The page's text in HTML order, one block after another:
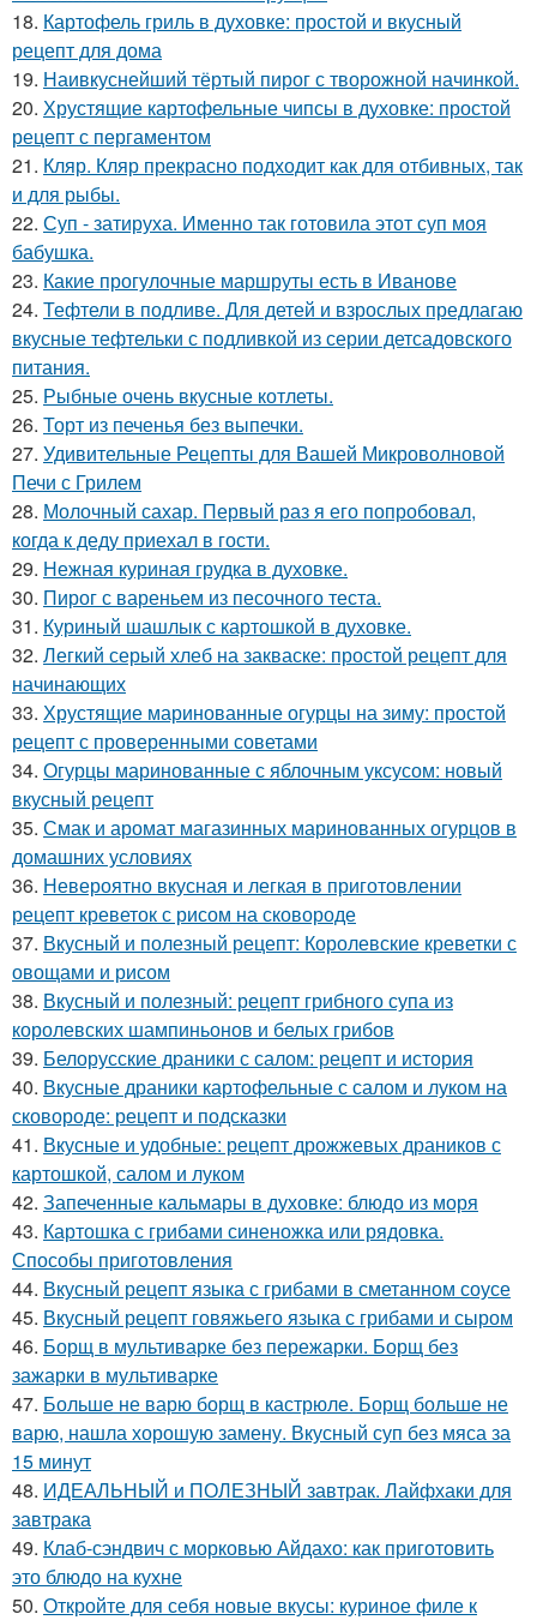
18. Картофель гриль в духовке: простой и вкусный
рецепт для дома
19. Наивкуснейший тёртый пирог с творожной начинкой.
20. Хрустящие картофельные чипсы в духовке: простой
рецепт с пергаментом
21. Кляр. Кляр прекрасно подходит как для отбивных, так
и для рыбы.
22. Суп - затируха. Именно так готовила этот суп моя
бабушка.
23. Какие прогулочные маршруты есть в Иванове
24. Тефтели в подливе. Для детей и взрослых предлагаю
вкусные тефтельки с подливкой из серии детсадовского
питания.
25. Рыбные очень вкусные котлеты.
26. Торт из печенья без выпечки.
27. Удивительные Рецепты для Вашей Микроволновой
Печи с Грилем
28. Молочный сахар. Первый раз я его попробовал,
когда к деду приехал в гости.
29. Нежная куриная грудка в духовке.
30. Пирог с вареньем из песочного теста.
31. Куриный шашлык с картошкой в духовке.
32. Легкий серый хлеб на закваске: простой рецепт для
начинающих
33. Хрустящие маринованные огурцы на зиму: простой
рецепт с проверенными советами
34. Огурцы маринованные с яблочным уксусом: новый
вкусный рецепт
35. Смак и аромат магазинных маринованных огурцов в
домашних условиях
36. Невероятно вкусная и легкая в приготовлении
рецепт креветок с рисом на сковороде
37. Вкусный и полезный рецепт: Королевские креветки с
овощами и рисом
38. Вкусный и полезный: рецепт грибного супа из
королевских шампиньонов и белых грибов
39. Белорусские драники с салом: рецепт и история
40. Вкусные драники картофельные с салом и луком на
сковороде: рецепт и подсказки
41. Вкусные и удобные: рецепт дрожжевых драников с
картошкой, салом и луком
42. Запеченные кальмары в духовке: блюдо из моря
43. Картошка с грибами синеножка или рядовка.
Способы приготовления
44. Вкусный рецепт языка с грибами в сметанном соусе
45. Вкусный рецепт говяжьего языка с грибами и сыром
46. Борщ в мультиварке без пережарки. Борщ без
зажарки в мультиварке
47. Больше не варю борщ в кастрюле. Борщ больше не
варю, нашла хорошую замену. Вкусный суп без мяса за
15 минут
48. ИДЕАЛЬНЫЙ и ПОЛЕЗНЫЙ завтрак. Лайфхаки для
завтрака
49. Клаб-сэндвич с морковью Айдахо: как приготовить
это блюдо на кухне
50. Откройте для себя новые вкусы: куриное филе к